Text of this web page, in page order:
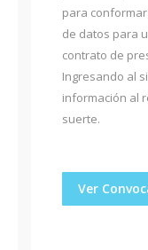
para
de datos para
contrato de
Ingresando al
información al
suerte.
Ver